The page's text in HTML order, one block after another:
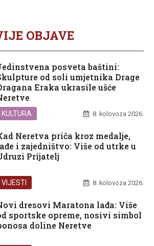
OBJAVE
posveta baštini:
od soli umjetnika Drage
Eraka ukrasile ušće
KULTURA 8. kolovoza 2026.
Neretva priča kroz medalje,
i zajedništvo: Više od utrke u
Prijatelj
VIJESTI 8. kolovoza 2026.
dresovi Maratona lađa: Više
sportske opreme, nosivi simbol
doline Neretve